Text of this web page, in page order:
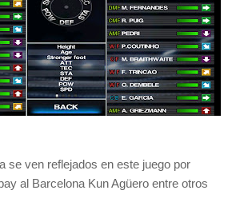
se ven reflejados en este juego por
al Barcelona Kun Agüero entre otros